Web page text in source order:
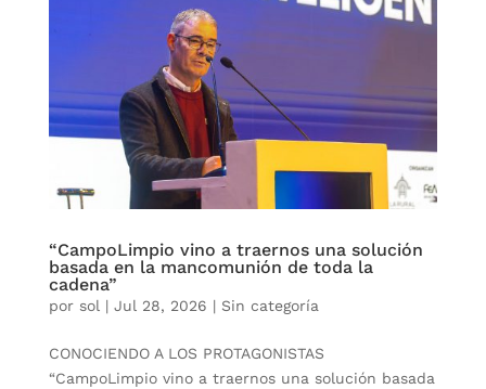
“CampoLimpio vino a traernos una solución
basada en la mancomunión de toda la
cadena”
por sol| Jul 28, 2026 | Sin categoría
CONOCIENDO A LOS PROTAGONISTAS
“CampoLimpio vino a traernos una solución basada